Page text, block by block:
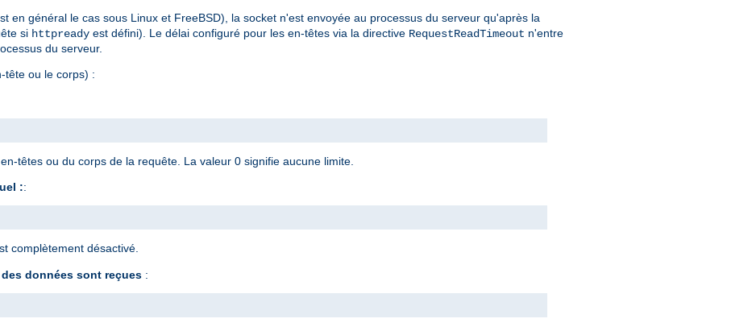
en général le cas sous Linux et FreeBSD), la socket n'est envoyée au processus du serveur qu'après la
si httpready est défini). Le délai configuré pour les en-têtes via la directive RequestReadTimeout n'entre
du serveur.
tête ou le corps) :
têtes ou du corps de la requête. La valeur 0 signifie aucune limite.
::
complètement désactivé.
données sont reçues :